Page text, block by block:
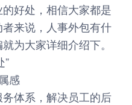
好处，相信大家都是
来说， 人事外包有什
为大家详细介绍下。
感
体系，解决员工的后